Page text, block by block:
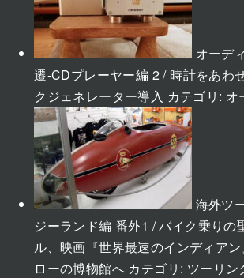
オーデ
遷-CDプレーヤー編 2 / 時計をあわ
クジェネレーター導入 カテゴリ: オ
海外ツ
ジーランド編 番外1 / バイク乗りの
ル、映画『世界最速のインディア
ローの博物館へ カテゴリ: ツーリン